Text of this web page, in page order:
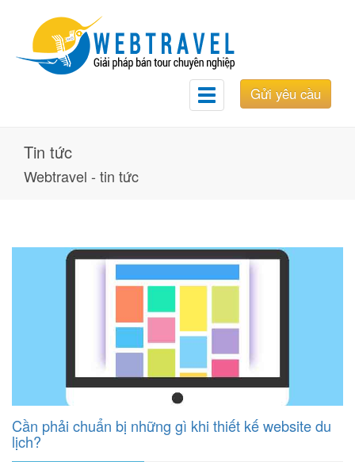
Gửi yêu cầu
Toggle
navigation
Tin tức
Webtravel - tin tức
Cần phải chuẩn bị những gì khi thiết kế website du
lịch?